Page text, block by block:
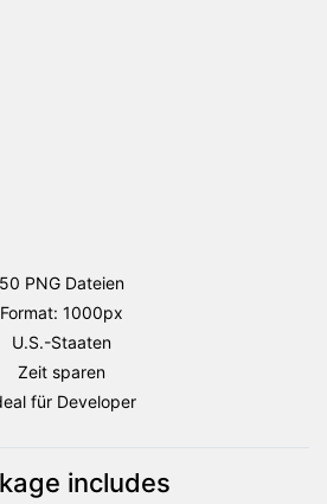
50 PNG Dateien
Format: 1000px
U.S.-Staaten
Zeit sparen
für Developer
includes